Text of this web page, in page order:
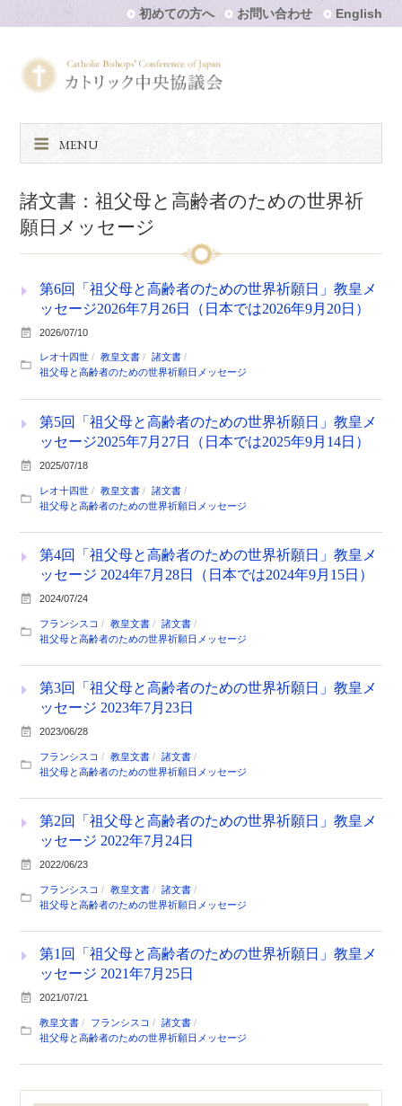
初めての方へ お問い合わせ English
MENU
諸文書：祖父母と高齢者のための世界祈
願日メッセージ
第6回「祖父母と高齢者のための世界祈願日」教皇メ
ッセージ2026年7月26日（日本では2026年9月20日）
2026/07/10
レオ十四世 教皇文書
諸文書
祖父母と高齢者のための世界祈願日メッセージ
第5回「祖父母と高齢者のための世界祈願日」教皇メ
ッセージ2025年7月27日（日本では2025年9月14日）
2025/07/18
レオ十四世 教皇文書
諸文書
祖父母と高齢者のための世界祈願日メッセージ
第4回「祖父母と高齢者のための世界祈願日」教皇メ
ッセージ 2024年7月28日（日本では2024年9月15日）
2024/07/24
フランシスコ 教皇文書
諸文書
祖父母と高齢者のための世界祈願日メッセージ
第3回「祖父母と高齢者のための世界祈願日」教皇メ
ッセージ 2023年7月23日
2023/06/28
フランシスコ 教皇文書
諸文書
祖父母と高齢者のための世界祈願日メッセージ
第2回「祖父母と高齢者のための世界祈願日」教皇メ
ッセージ 2022年7月24日
2022/06/23
フランシスコ 教皇文書
諸文書
祖父母と高齢者のための世界祈願日メッセージ
第1回「祖父母と高齢者のための世界祈願日」教皇メ
ッセージ 2021年7月25日
2021/07/21
教皇文書 フランシスコ
諸文書
祖父母と高齢者のための世界祈願日メッセージ